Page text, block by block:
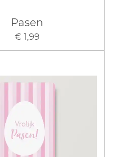
Pasen
€ 1,99